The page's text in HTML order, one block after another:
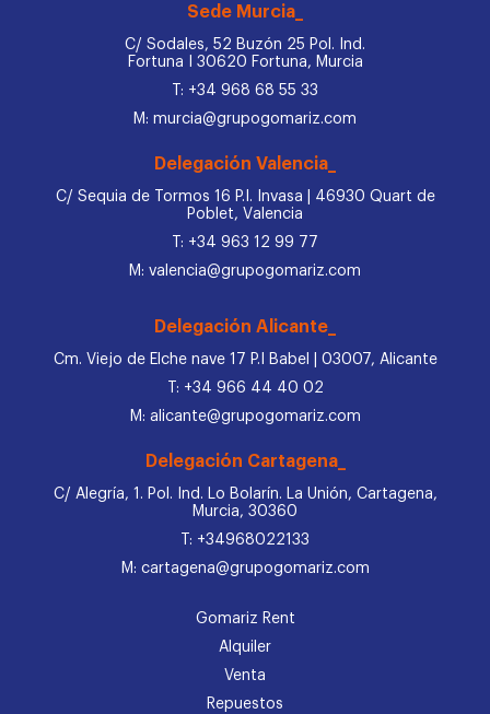
Sede Murcia_
C/ Sodales, 52 Buzón 25 Pol. Ind.
Fortuna I 30620 Fortuna, Murcia
T: +34 968 68 55 33
M: murcia@grupogomariz.com
Delegación Valencia_
C/ Sequia de Tormos 16 P.I. Invasa | 46930 Quart de
Poblet, Valencia
T: +34 963 12 99 77
M: valencia@grupogomariz.com
Delegación Alicante_
Cm. Viejo de Elche nave 17 P.I Babel | 03007, Alicante
T: +34 966 44 40 02
M: alicante@grupogomariz.com
Delegación Cartagena_
C/ Alegría, 1. Pol. Ind. Lo Bolarín. La Unión, Cartagena,
Murcia, 30360
T: +34968022133
M: cartagena@grupogomariz.com
Gomariz Rent
Alquiler
Venta
Repuestos